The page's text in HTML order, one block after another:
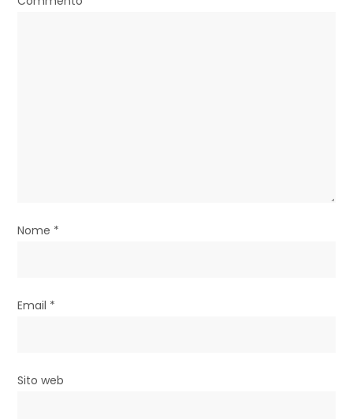
i
Nome *
Email *
Sito web